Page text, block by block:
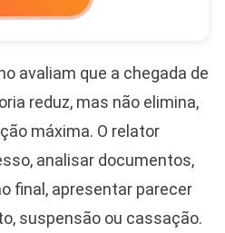
avaliam que a chegada de
reduz, mas não elimina,
máxima. O relator
analisar documentos,
final, apresentar parecer
suspensão ou cassação.